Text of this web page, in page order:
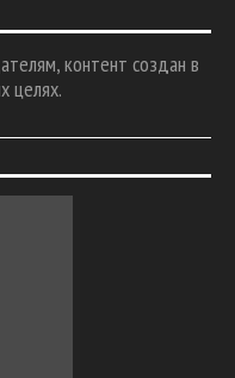
контент создан в
целях.